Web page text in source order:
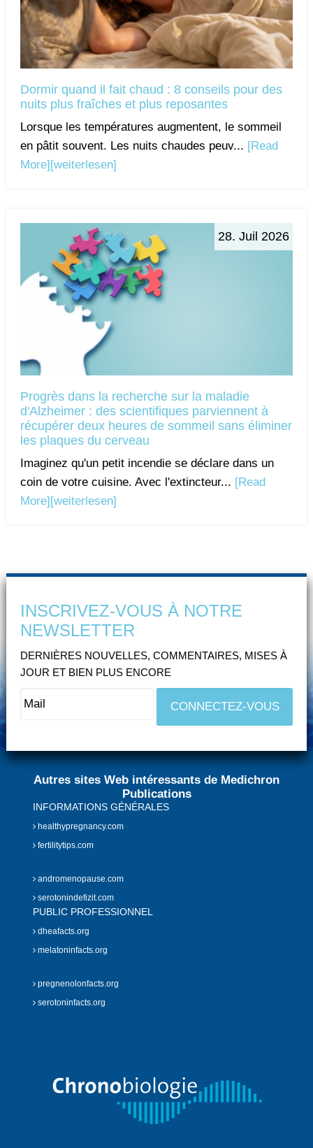
Dormir quand il fait chaud : 8 conseils pour des
nuits plus fraîches et plus reposantes
Lorsque les températures augmentent, le sommeil
en pâtit souvent. Les nuits chaudes peuv... [Read
More] [weiterlesen]
28. Juil 2026
Progrès dans la recherche sur la maladie
d'Alzheimer : des scientifiques parviennent à
récupérer deux heures de sommeil sans éliminer
les plaques du cerveau
Imaginez qu'un petit incendie se déclare dans un
coin de votre cuisine. Avec l'extincteur... [Read
More][weiterlesen]
INSCRIVEZ-VOUS À NOTRE
NEWSLETTER
DERNIÈRES NOUVELLES, COMMENTAIRES, MISES À
JOUR ET BIEN PLUS ENCORE
Autres sites Web intéressants de Medichron
Publications
INFORMATIONS GÉNÉRALES
healthypregnancy.com
fertilitytips.com
andromenopause.com
serotonindefizit.com
PUBLIC PROFESSIONNEL
dheafacts.org
melatoninfacts.org
pregnenolonfacts.org
serotoninfacts.org